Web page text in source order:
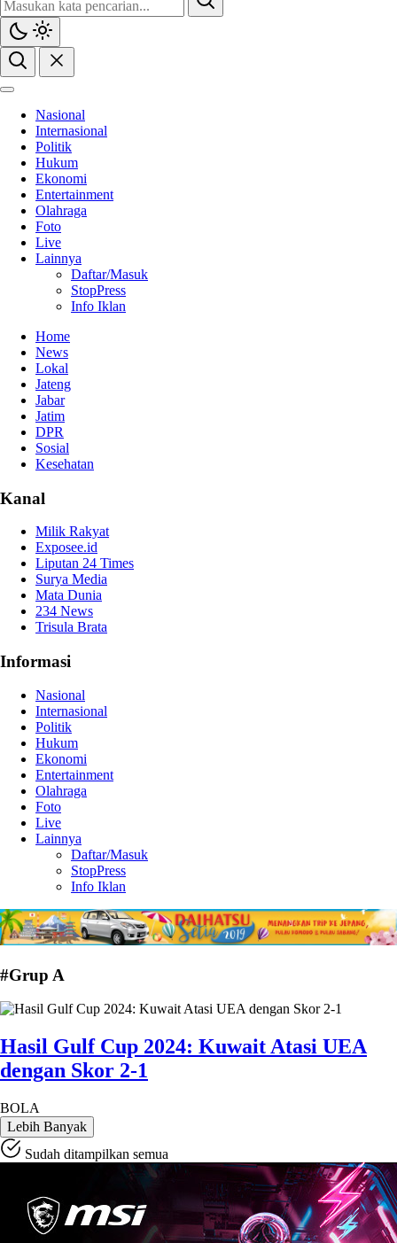
CMI News
Berani, Integritas dan Loyalitas
Nasional
Internasional
Politik
Hukum
Ekonomi
Entertainment
Olahraga
Foto
Live
Lainnya
Daftar/Masuk
StopPress
Info Iklan
Home
News
Lokal
Jateng
Jabar
Jatim
DPR
Sosial
Kesehatan
Kanal
Milik Rakyat
Exposee.id
Liputan 24 Times
Surya Media
Mata Dunia
234 News
Trisula Brata
Informasi
Nasional
Internasional
Politik
Hukum
Ekonomi
Entertainment
Olahraga
Foto
Live
Lainnya
Daftar/Masuk
StopPress
Info Iklan
#Grup A
Hasil Gulf Cup 2024: Kuwait Atasi UEA
dengan Skor 2-1
BOLA
Lebih Banyak
Sudah ditampilkan semua